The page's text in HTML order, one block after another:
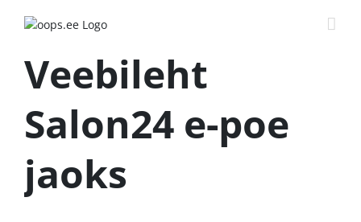
Veebileht
Salon24 e-poe
jaoks